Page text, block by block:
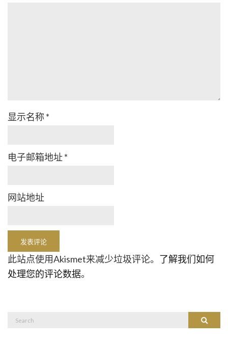
显示名称 *
电子邮箱地址 *
网站地址
此站点使用Akismet来减少垃圾评论。 了解我们如何
处理您的评论数据。
Search